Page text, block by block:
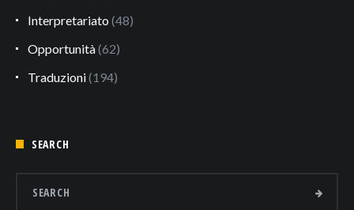
Interpretariato (48)
Opportunità(62)
Traduzioni(194)
SEARCH